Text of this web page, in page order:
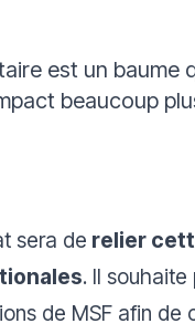
est un
beaucoup
sera de relier
. Il
de MSF afin